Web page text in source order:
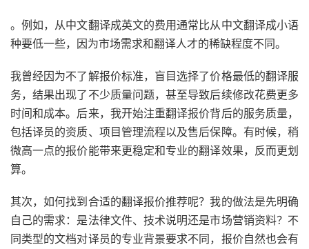
。例如，从中文翻译成英文的费用通常比从中文翻译成小语
种要低一些，因为市场需求和翻译人才的稀缺程度不同。
我曾经因为不了解报价标准，盲目选择了价格最低的翻译服
务，结果出现了不少质量问题，甚至导致后续修改花费更多
时间和成本。后来，我开始注重翻译报价背后的服务质量，
包括译员的资质、项目管理流程以及售后保障。有时候，稍
微高一点的报价能带来更稳定和专业的翻译效果，反而更划
算。
其次，如何找到合适的翻译报价推荐呢？我的做法是先明确
自己的需求：是法律文件、技术说明还是市场营销资料？不
同类型的文档对译员的专业背景要求不同，报价自然也会有